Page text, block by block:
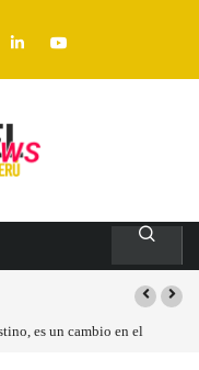
es un cambio en el